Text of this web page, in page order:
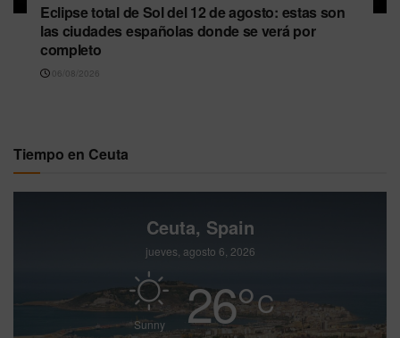
Eclipse total de Sol del 12 de agosto: estas son
las ciudades españolas donde se verá por
completo
06/08/2026
Tiempo en Ceuta
Ceuta, Spain
jueves, agosto 6, 2026
Sunny 26°C